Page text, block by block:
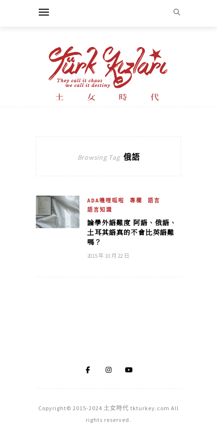
Browsing Tag 俄語
ADA嘰哩呱啦 專欄
語言
語言知識
論學外語難度 阿語、俄語、
土耳其語真的不會比英語難
嗎？
2015 年 10 月 22 日
Copyright© 2015-2024 土女時代 tkturkey.com All
rights reserved.